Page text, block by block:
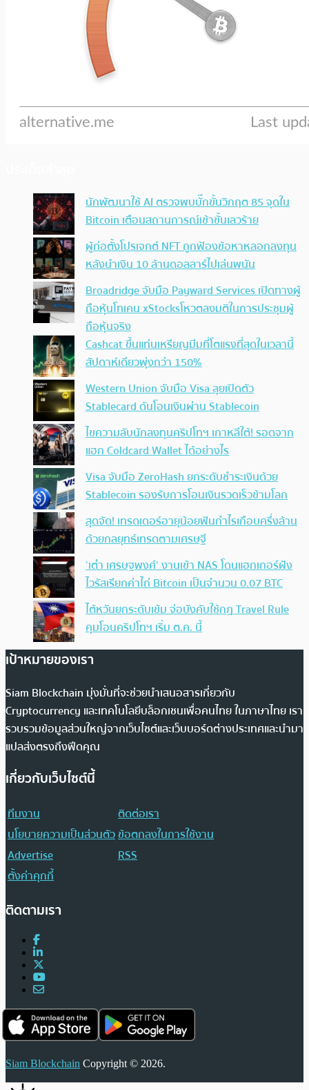
นักพัฒนาใช้ AI ตรวจพบบั๊กขั้นวิกฤต 85 จุดใน
Bitcoin เตือนสถานการณ์เข้าขั้นเลวร้าย
ผู้ก่อตั้งโปรเจกต์ NFT ถูกฟ้องข้อหาหลอกลงทุน
หลังนำเงิน 10 ล้านดอลลาร์ไปเล่นพนัน
Broadridge จับมือ Payward Services เปิดทางผู้
ถือหุ้นโทเคน xStocksโหวตลงมติในการประชุมผู้
ถือหุ้นจริง
Cashcat ขึ้นแท่นเหรียญมีมที่โตแรงที่สุดในเวลานี้
สัปดาห์เดียวพุ่งกว่า 150%
Western Union จับมือ Visa ลุยเปิดตัว
Stablecard ดันโอนเงินผ่าน Stablecoin
ไขความลับนักลงทุนคริปโทฯ เกาหลีใต้! รอดจาก
แฮก Coldcard Wallet ได้อย่างไร
Visa จับมือ ZeroHash ยกระดับชำระเงินด้วย
Stablecoin รองรับการโอนเงินรวดเร็วข้ามโลก
สุดจัด! เทรดเดอร์อายุน้อยฟันกำไรเกือบครึ่งล้าน
ด้วยกลยุทธ์เทรดตามเศรษฐี
‘เต๋า เศรษฐพงศ์’ งานเข้า NAS โดนแฮกเกอร์ฝัง
ไวรัสเรียกค่าไถ่ Bitcoin เป็นจำนวน 0.07 BTC
ไต้หวันยกระดับเข้ม จ่อบังคับใช้กฏ Travel Rule
คุมโอนคริปโทฯ เริ่ม ต.ค. นี้
เป้าหมายของเรา
Siam Blockchain มุ่งมั่นที่จะช่วยนำเสนอสารเกี่ยวกับ
Cryptocurrency และเทคโนโลยีบล็อกเชนเพื่อคนไทย ในภาษาไทย เรา
รวบรวมข้อมูลส่วนใหญ่จากเว็บไซต์และเว็บบอร์ดต่างประเทศและนำมา
แปลส่งตรงถึงฟีดคุณ
เกี่ยวกับเว็บไซต์นี้
ทีมงาน
ติดต่อเรา
นโยบายความเป็นส่วนตัวข้อตกลงในการใช้งาน
Advertise
RSS
ตั้งค่าคุกกี้
ติดตามเรา
Siam Blockchain Copyright © 2026.